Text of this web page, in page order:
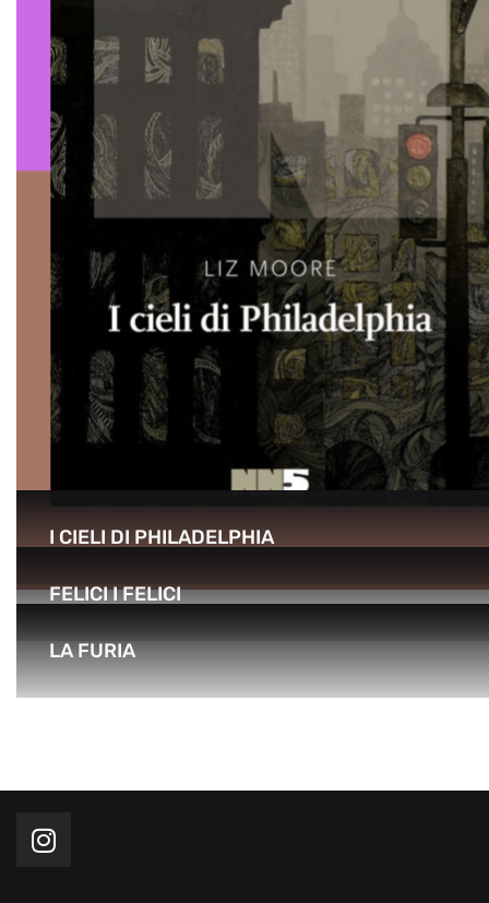
I CIELI DI PHILADELPHIA
FELICI I FELICI
LA FURIA